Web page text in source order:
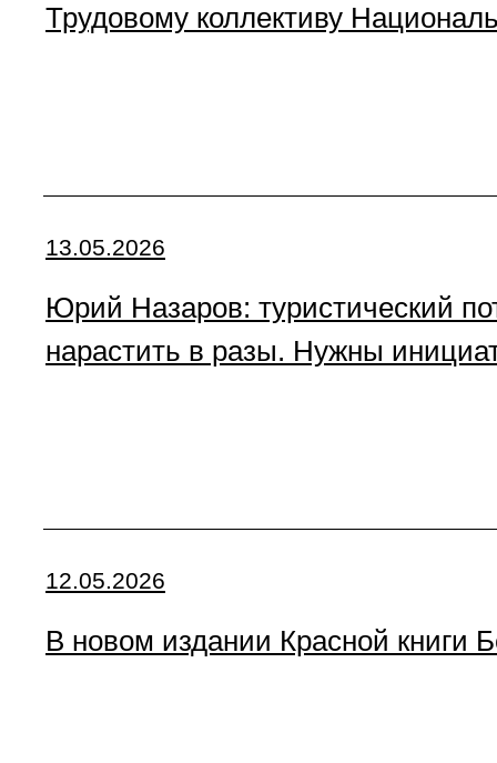
Трудовому коллективу
13.05.2026
Юрий Назаров: туристический
нарастить в разы. Нужны
12.05.2026
В новом издании Красной книги